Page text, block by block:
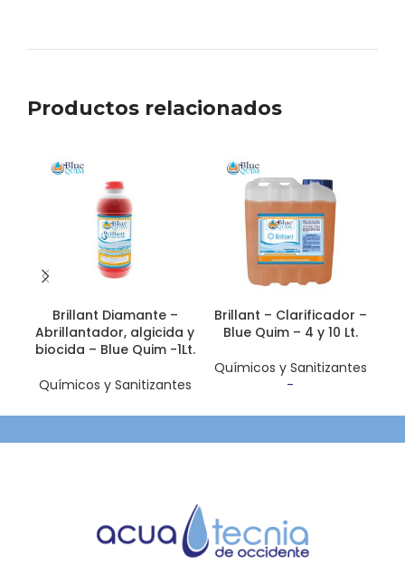
Productos relacionados
Brillant Diamante –
Abrillantador, algicida y
biocida – Blue Quim -1Lt.
Químicos y Sanitizantes
Brillant – Clarificador –
Blue Quim – 4 y 10 Lt.
Químicos y Sanitizantes
-
desde $15.50